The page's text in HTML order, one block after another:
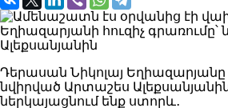
Դերասան Նիկոլայ Եղիազարյանը
նվիրված Արտաշես
ներկայացնում ենք ստորև․